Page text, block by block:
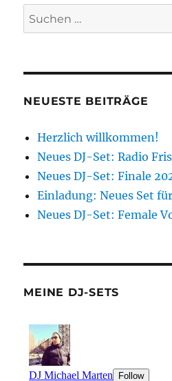
Suchen
nach:
NEUESTE BEITRÄGE
Herzlich willkommen!
Neues DJ-Set: Radio
Neues DJ-Set: Finale
Einladung: Neues Set
Neues DJ-Set: Female
MEINE DJ-SETS